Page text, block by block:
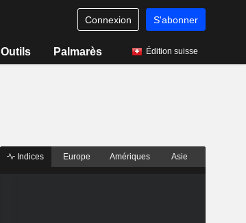
Connexion S'abonner
Outils Palmarès Édition suisse
Indices Europe Amériques Asie